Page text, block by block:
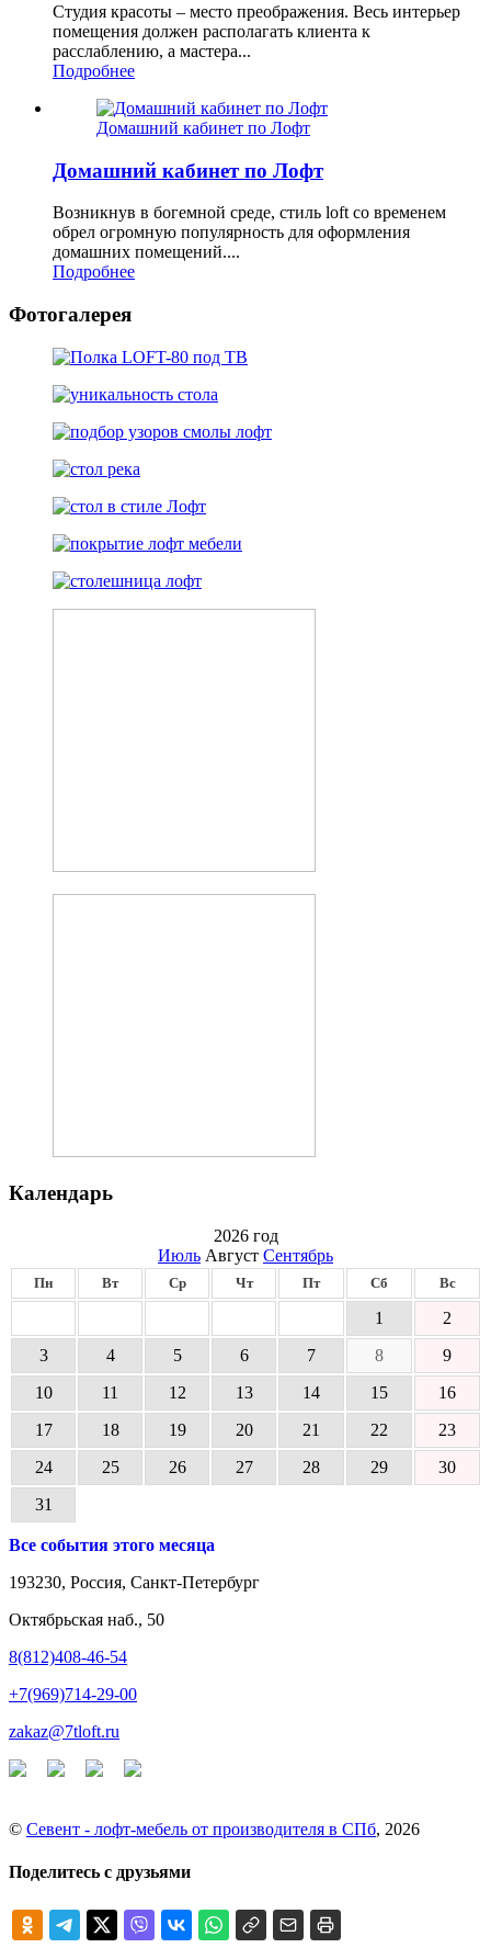
Студия красоты – место преображения. Весь интерьер
помещения должен располагать клиента к
расслаблению, а мастера...
Подробнее
Домашний кабинет по Лофт
Домашний кабинет по Лофт
Возникнув в богемной среде, стиль loft со временем
обрел огромную популярность для оформления
домашних помещений....
Подробнее
Фотогалерея
Календарь
2026 год
Июль Август Сентябрь
Пн Вт Ср Чт Пт Сб Вс
1
2
3
4 5 6 7 8
9
10
11 12 13 14 15
16
17
18 19 20 21 22
23
24
25 26 27 28 29
30
31
Все события этого месяца
193230, Россия, Санкт-Петербург
Октябрьская наб., 50
8(812)408-46-54
+7(969)714-29-00
zakaz@7tloft.ru
© Севент - лофт-мебель от производителя в СПб, 2026
Поделитесь с друзьями